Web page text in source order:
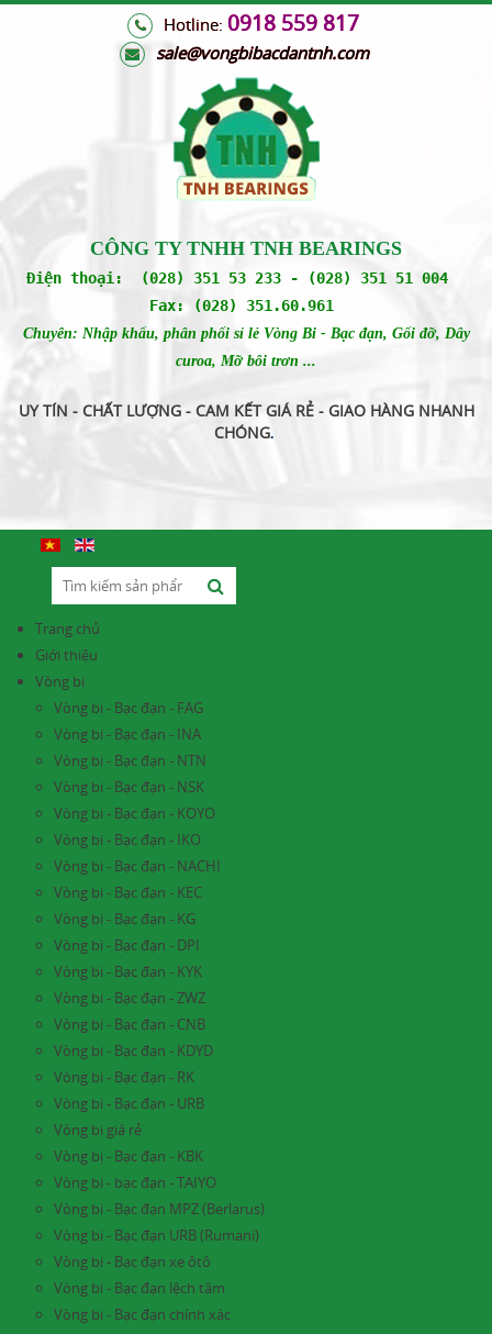
Hotline: 0918 559 817
sale@vongbibacdantnh.com
CÔNG TY TNHH TNH BEARINGS
Điện thoại: (028) 351 53 233 - (028) 351 51 004
Fax: (028) 351.60.961
Chuyên: Nhập khẩu, phân phối sỉ lẻ Vòng Bi - Bạc đạn, Gối đỡ, Dây
curoa, Mỡ bôi trơn ...
UY TÍN - CHẤT LƯỢNG - CAM KẾT GIÁ RẺ - GIAO HÀNG NHANH
CHÓNG.
Trang chủ
Giới thiệu
Vòng bi
Vòng bi - Bạc đạn - FAG
Vòng bi - Bạc đạn - INA
Vòng bi - Bạc đạn - NTN
Vòng bi - Bạc đạn - NSK
Vòng bi - Bạc đạn - KOYO
Vòng bi - Bạc đạn - IKO
Vòng bi - Bạc đạn - NACHI
Vòng bi - Bạc đạn - KEC
Vòng bi - Bạc đạn - KG
Vòng bi - Bạc đạn - DPI
Vòng bi - Bạc đạn - KYK
Vòng bi - Bạc đạn - ZWZ
Vòng bi - Bạc đạn - CNB
Vòng bi - Bạc đạn - KDYD
Vòng bi - Bạc đạn - RK
Vòng bi - Bạc đạn - URB
Vòng bi giá rẻ
Vòng bị - Bạc đạn - KBK
Vòng bi - bạc đạn - TAIYO
Vòng bi - Bạc đạn MPZ (Berlarus)
Vòng bi - Bạc đạn URB (Rumani)
Vòng bi - Bạc đạn xe ôtô
Vòng bi - Bạc đạn lệch tâm
Vòng bi - Bạc đạn chính xác